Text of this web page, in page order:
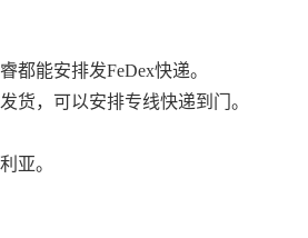
能安排发FeDex快递。
货，可以安排专线快递到门。
亚。